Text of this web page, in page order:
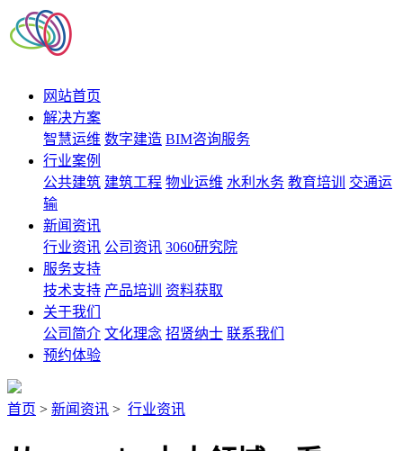
网站首页
解决方案
智慧运维 数字建造 BIM咨询服务
行业案例
公共建筑 建筑工程 物业运维 水利水务 教育培训
交通运
输
新闻资讯
行业资讯 公司资讯 3060研究院
服务支持
技术支持 产品培训
资料获取
关于我们
公司简介 文化理念 招贤纳士 联系我们
预约体验
首页 > 新闻资讯 > 行业资讯